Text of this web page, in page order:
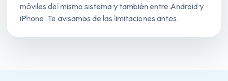
móviles del mismo sistema y también entre Android y
iPhone. Te avisamos de las limitaciones antes.